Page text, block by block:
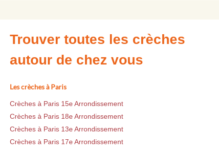
Trouver toutes les crèches
autour de chez vous
Les crèches à Paris
Crèches à Paris 15e Arrondissement
Crèches à Paris 18e Arrondissement
Crèches à Paris 13e Arrondissement
Crèches à Paris 17e Arrondissement